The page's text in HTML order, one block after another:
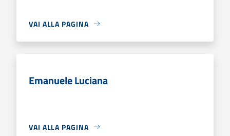
VAI ALLA PAGINA
Emanuele Luciana
VAI ALLA PAGINA